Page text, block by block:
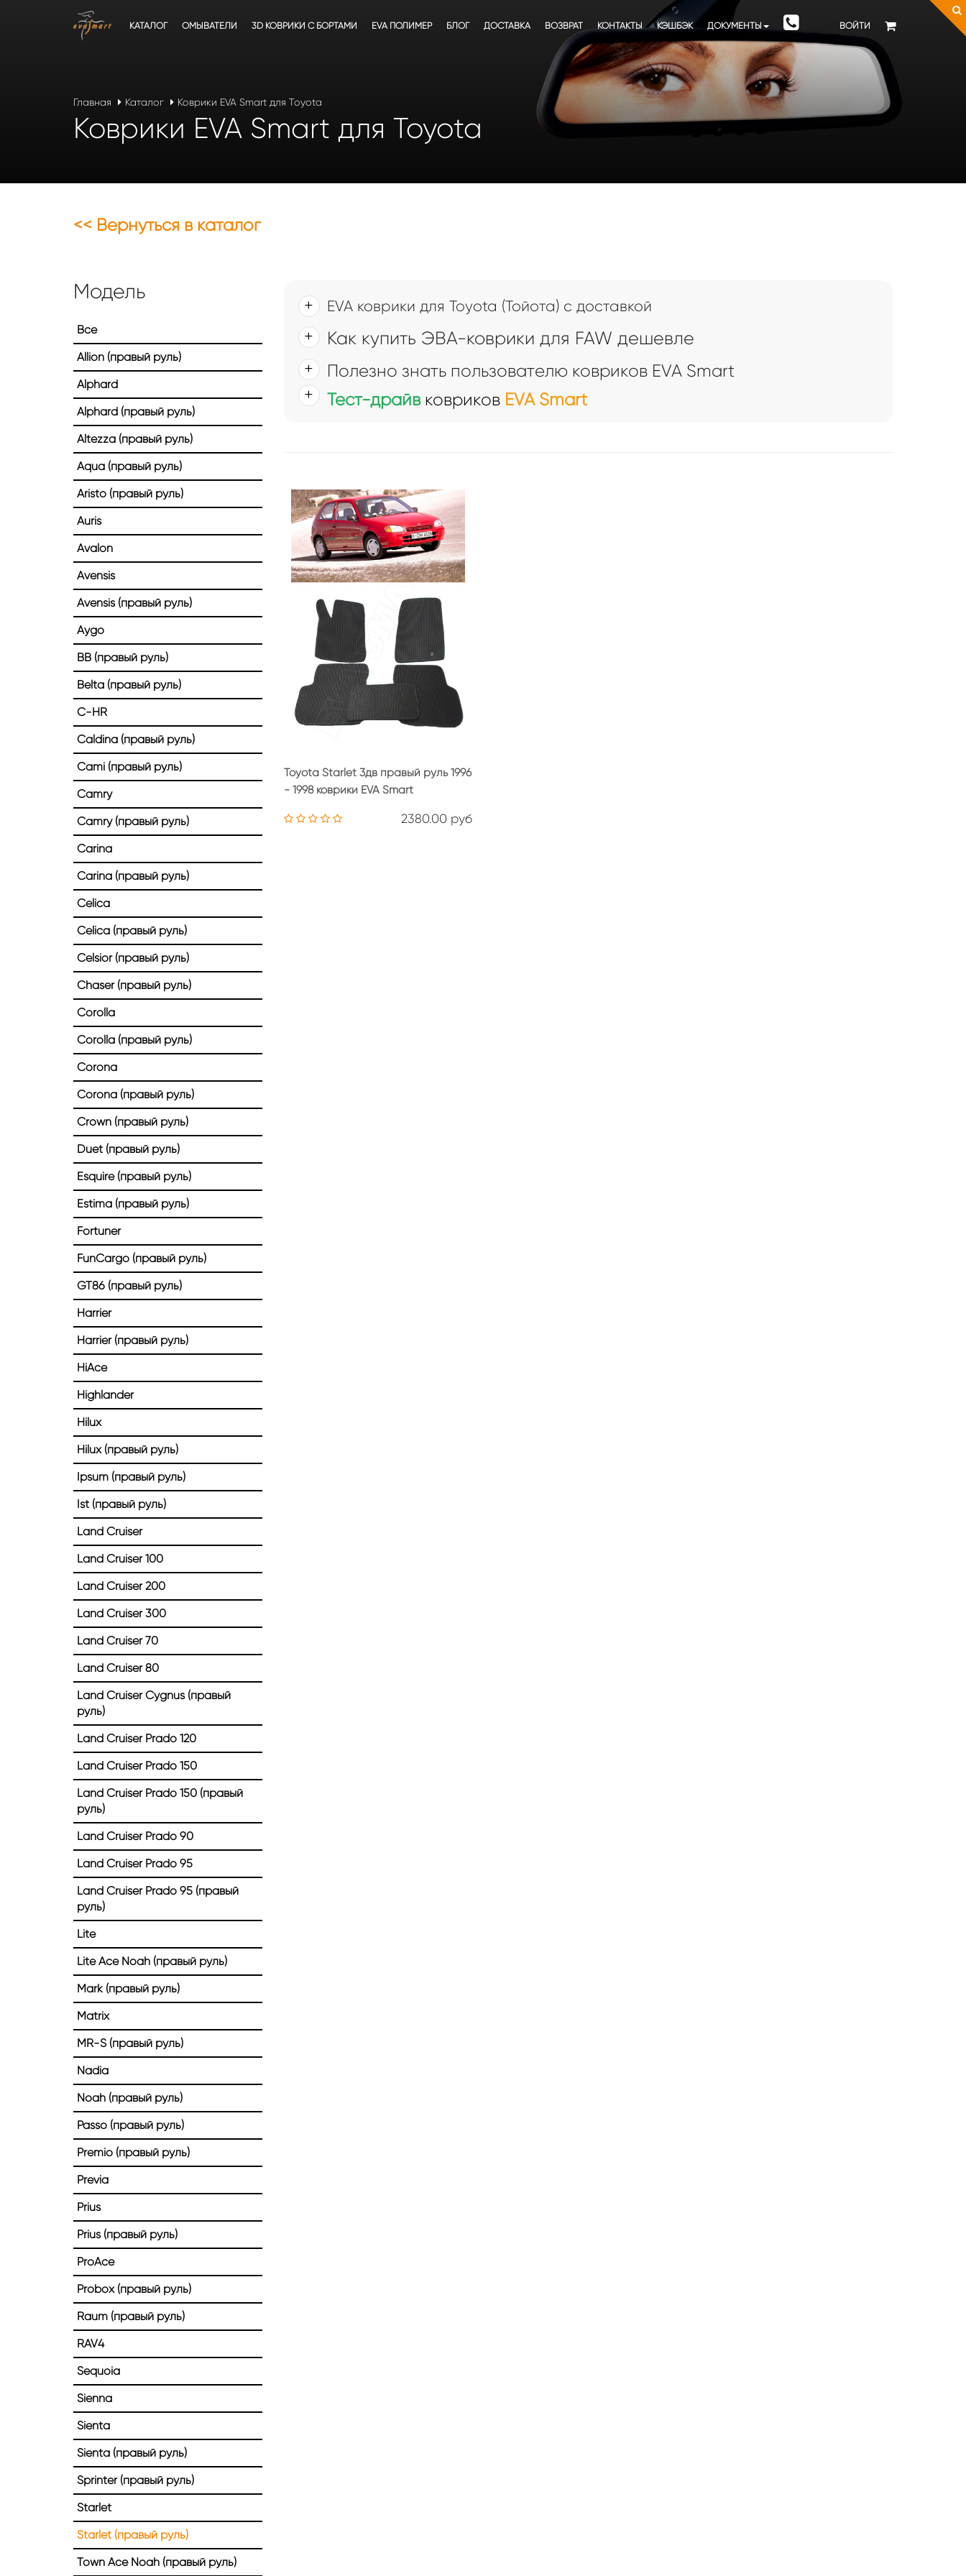
ВОЙТИ
КАТАЛОГ ОМЫВАТЕЛИ 3D КОВРИКИ C БОРТАМИ EVA ПОЛИМЕР БЛОГ ДОСТАВКА ВОЗВРАТ КОНТАКТЫ КЭШБЭК ДОКУМЕНТЫ
Главная Каталог Коврики EVA Smart для Toyota
Коврики EVA Smart для Toyota
<< Вернуться в каталог
EVA коврики для Toyota (Тойота) с доставкой
Как купить ЭВА-коврики для FAW дешевле
Полезно знать пользователю ковриков EVA Smart
Тест-драйвковриков EVA Smart
Toyota Starlet 3дв правый руль 1996
- 1998 коврики EVA Smart
2380.00 руб
Модель
Все
Allion (правый руль)
Alphard
Alphard (правый руль)
Altezza (правый руль)
Aqua (правый руль)
Aristo (правый руль)
Auris
Avalon
Avensis
Avensis (правый руль)
Aygo
BB (правый руль)
Belta (правый руль)
C-HR
Caldina (правый руль)
Cami (правый руль)
Camry
Camry (правый руль)
Carina
Carina (правый руль)
Celica
Celica (правый руль)
Celsior (правый руль)
Chaser (правый руль)
Corolla
Corolla (правый руль)
Corona
Corona (правый руль)
Crown (правый руль)
Duet (правый руль)
Esquire (правый руль)
Estima (правый руль)
Fortuner
FunCargo (правый руль)
GT86 (правый руль)
Harrier
Harrier (правый руль)
HiAce
Highlander
Hilux
Hilux (правый руль)
Ipsum (правый руль)
Ist (правый руль)
Land Cruiser
Land Cruiser 100
Land Cruiser 200
Land Cruiser 300
Land Cruiser 70
Land Cruiser 80
Land Cruiser Cygnus (правый
руль)
Land Cruiser Prado 120
Land Cruiser Prado 150
Land Cruiser Prado 150 (правый
руль)
Land Cruiser Prado 90
Land Cruiser Prado 95
Land Cruiser Prado 95 (правый
руль)
Lite
Lite Ace Noah (правый руль)
Mark (правый руль)
Matrix
MR-S (правый руль)
Nadia
Noah (правый руль)
Passo (правый руль)
Premio (правый руль)
Previa
Prius
Prius (правый руль)
ProAce
Probox (правый руль)
Raum (правый руль)
RAV4
Sequoia
Sienna
Sienta
Sienta (правый руль)
Sprinter (правый руль)
Starlet
Starlet (правый руль)
Town Ace Noah (правый руль)